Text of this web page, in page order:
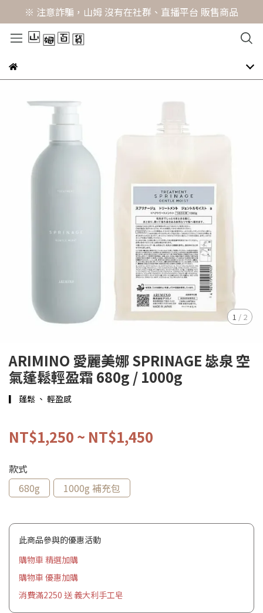
※ 注意詐騙，山姆 沒有在社群、直播平台 販售商品
1 / 2
ARIMINO 愛麗美娜 SPRINAGE 毖泉 空
氣蓬鬆輕盈霜 680g / 1000g
▎ 蓬鬆 、 輕盈感
NT$1,250 ~ NT$1,450
款式
680g
1000g 補充包
此商品參與的優惠活動
購物車 精選加購
購物車 優惠加購
消費滿2250 送 義大利手工皂